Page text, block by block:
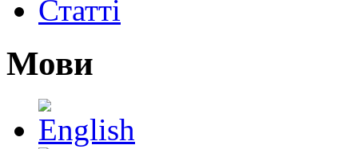
Статті
Мови